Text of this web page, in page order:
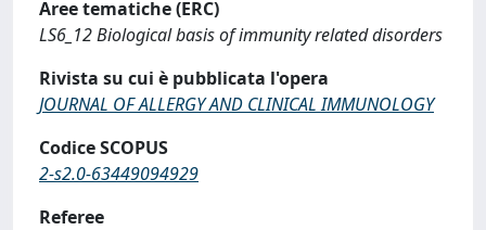
Aree tematiche (ERC)
LS6_12 Biological basis of immunity related disorders
Rivista su cui è pubblicata l'opera
JOURNAL OF ALLERGY AND CLINICAL IMMUNOLOGY
Codice SCOPUS
2-s2.0-63449094929
Referee